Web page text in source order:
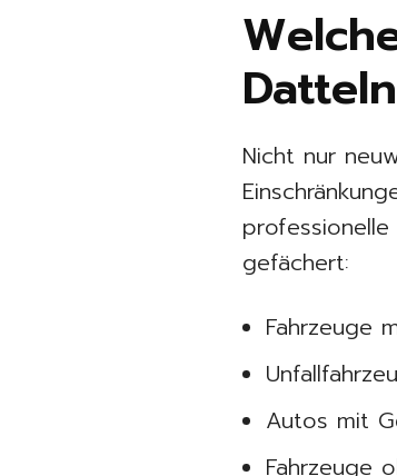
Nicht nur
gefächert:
Fahrzeuge
Autos mit
Fahrzeuge